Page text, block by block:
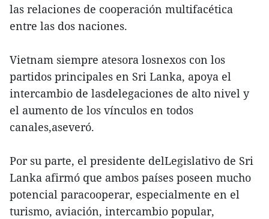
las relaciones de cooperación multifacética
entre las dos naciones.
Vietnam siempre atesora losnexos con los
partidos principales en Sri Lanka, apoya el
intercambio de lasdelegaciones de alto nivel y
el aumento de los vínculos en todos
canales,aseveró.
Por su parte, el presidente delLegislativo de Sri
Lanka afirmó que ambos países poseen mucho
potencial paracooperar, especialmente en el
turismo, aviación, intercambio popular,